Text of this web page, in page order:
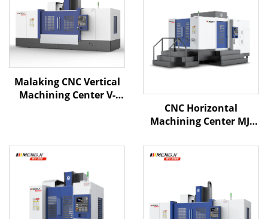
Malaking CNC Vertical
Machining Center V-
CNC Horizontal
Machining Center MJ-
BT-50 4 Axis Metal
Processing